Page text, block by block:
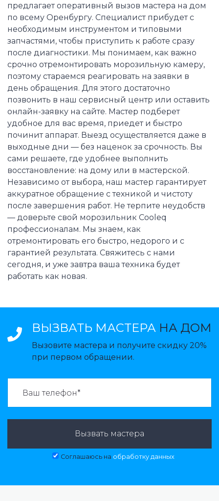
предлагает оперативный вызов мастера на дом
по всему Оренбургу. Специалист прибудет с
необходимым инструментом и типовыми
запчастями, чтобы приступить к работе сразу
после диагностики. Мы понимаем, как важно
срочно отремонтировать морозильную камеру,
поэтому стараемся реагировать на заявки в
день обращения. Для этого достаточно
позвонить в наш сервисный центр или оставить
онлайн-заявку на сайте. Мастер подберет
удобное для вас время, приедет и быстро
починит аппарат. Выезд осуществляется даже в
выходные дни — без наценок за срочность. Вы
сами решаете, где удобнее выполнить
восстановление: на дому или в мастерской.
Независимо от выбора, наш мастер гарантирует
аккуратное обращение с техникой и чистоту
после завершения работ. Не терпите неудобств
— доверьте свой морозильник Cooleq
профессионалам. Мы знаем, как
отремонтировать его быстро, недорого и с
гарантией результата. Свяжитесь с нами
сегодня, и уже завтра ваша техника будет
работать как новая.
ВЫЗВАТЬ МАСТЕРА НА ДОМ
Вызовите мастера и получите скидку 20%
при первом обращении.
Вызвать мастера
Соглашаюсь на обработку данных